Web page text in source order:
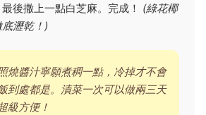
後撒上一點白芝麻。完成！ (綠花椰
瀝乾！)
燒醬汁寧願煮稠一點，冷掉才不會
到處都是。漬菜一次可以做兩三天
級方便！